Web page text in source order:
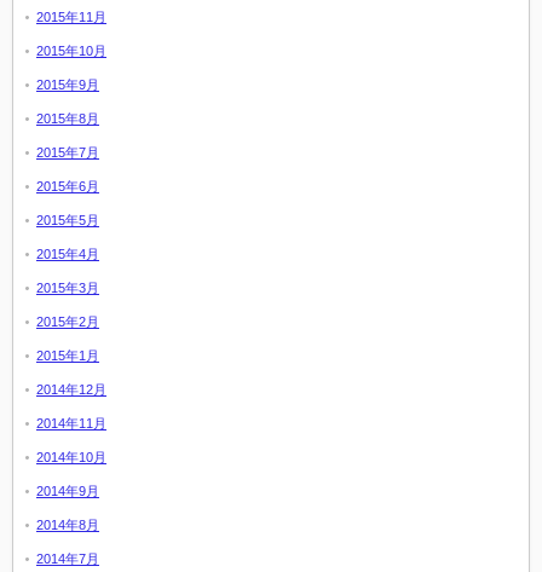
2015年11月
2015年10月
2015年9月
2015年8月
2015年7月
2015年6月
2015年5月
2015年4月
2015年3月
2015年2月
2015年1月
2014年12月
2014年11月
2014年10月
2014年9月
2014年8月
2014年7月